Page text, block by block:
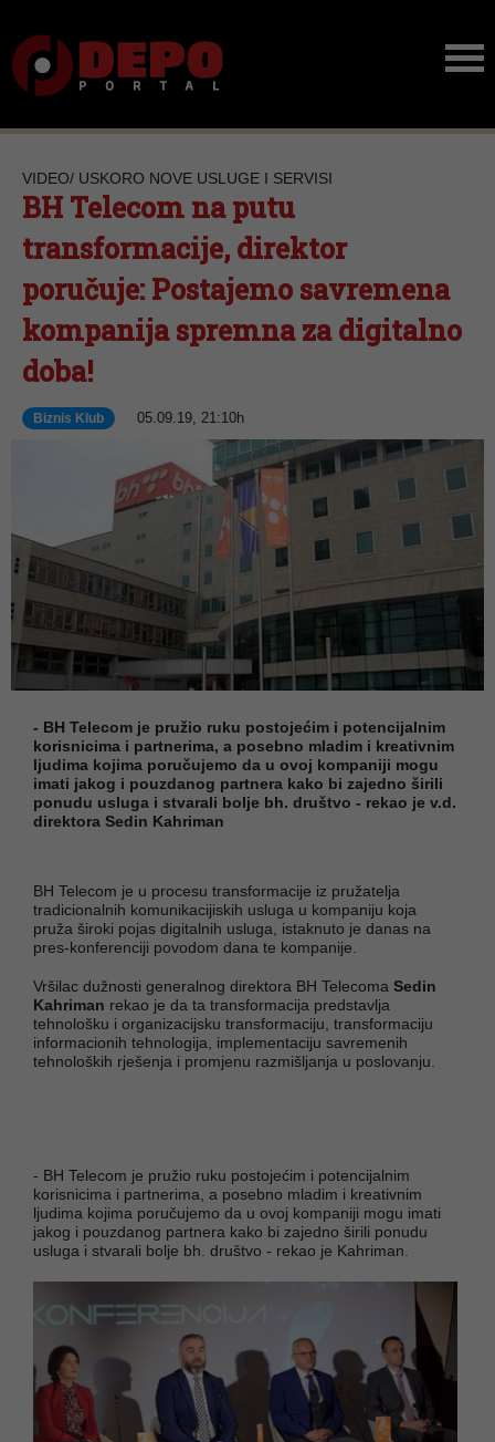
VIDEO/ USKORO NOVE USLUGE I SERVISI
BH Telecom na putu
transformacije, direktor
poručuje: Postajemo savremena
kompanija spremna za digitalno
doba!
Biznis Klub 05.09.19, 21:10h
- BH Telecom je pružio ruku postojećim i potencijalnim
korisnicima i partnerima, a posebno mladim i kreativnim
ljudima kojima poručujemo da u ovoj kompaniji mogu
imati jakog i pouzdanog partnera kako bi zajedno širili
ponudu usluga i stvarali bolje bh. društvo - rekao je v.d.
direktora Sedin Kahriman
BH Telecom je u procesu transformacije iz pružatelja
tradicionalnih komunikacijiskih usluga u kompaniju koja
pruža široki pojas digitalnih usluga, istaknuto je danas na
pres-konferenciji povodom dana te kompanije.
Vršilac dužnosti generalnog direktora BH Telecoma Sedin
Kahriman rekao je da ta transformacija predstavlja
tehnološku i organizacijsku transformaciju, transformaciju
informacionih tehnologija, implementaciju savremenih
tehnoloških rješenja i promjenu razmišljanja u poslovanju.
- BH Telecom je pružio ruku postojećim i potencijalnim
korisnicima i partnerima, a posebno mladim i kreativnim
ljudima kojima poručujemo da u ovoj kompaniji mogu imati
jakog i pouzdanog partnera kako bi zajedno širili ponudu
usluga i stvarali bolje bh. društvo - rekao je Kahriman.